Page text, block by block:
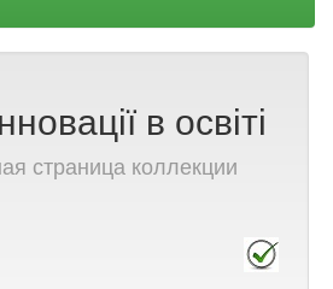
в освіті
страница коллекции